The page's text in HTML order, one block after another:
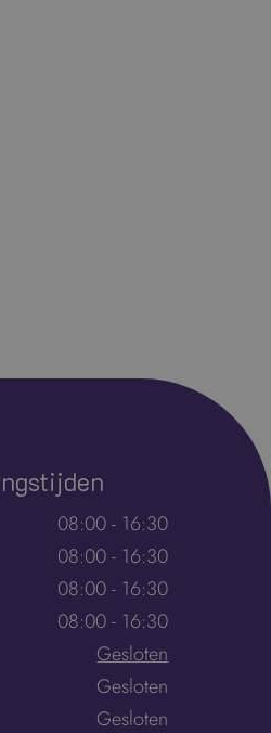
08:00 - 16:30
08:00 - 16:30
08:00 - 16:30
08:00 - 16:30
Gesloten
Gesloten
Gesloten